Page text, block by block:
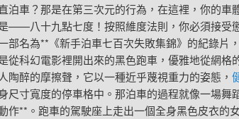
泊車？那是在第三次元的行為，在這裡，你的車
——八十九點七度！按照維度法則，你必須接受
部名為**《新手泊車七百次失敗集錦》的紀錄片
從科幻電影裡開出來的黑色跑車，優雅地從網格
陶醉的摩擦聲，它以一種近乎蔑視重力的姿態，
尺寸寬度的停車格中。那泊車的過程就像一場舞
作**。跑車的駕駛座上走出一個全身黑色皮衣的